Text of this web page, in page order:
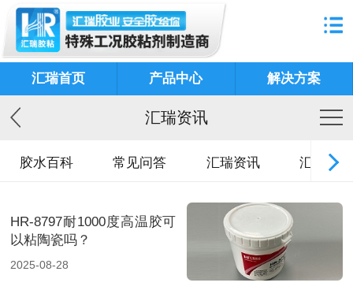
汇瑞首页 产品中心 解决方案
汇瑞资讯
胶水百科 常见问答 汇瑞资讯 汇瑞故事
HR-8797耐1000度高温胶可
以粘陶瓷吗​？
2025-08-28